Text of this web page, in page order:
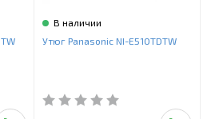
В наличии
Утюг Panasonic NI-E510TDTW